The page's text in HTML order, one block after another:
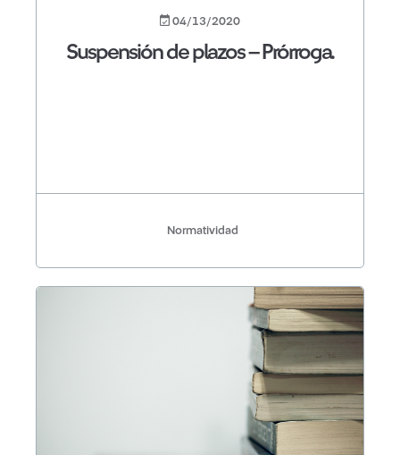
04/13/2020
Suspensión de plazos – Prórroga.
Normatividad